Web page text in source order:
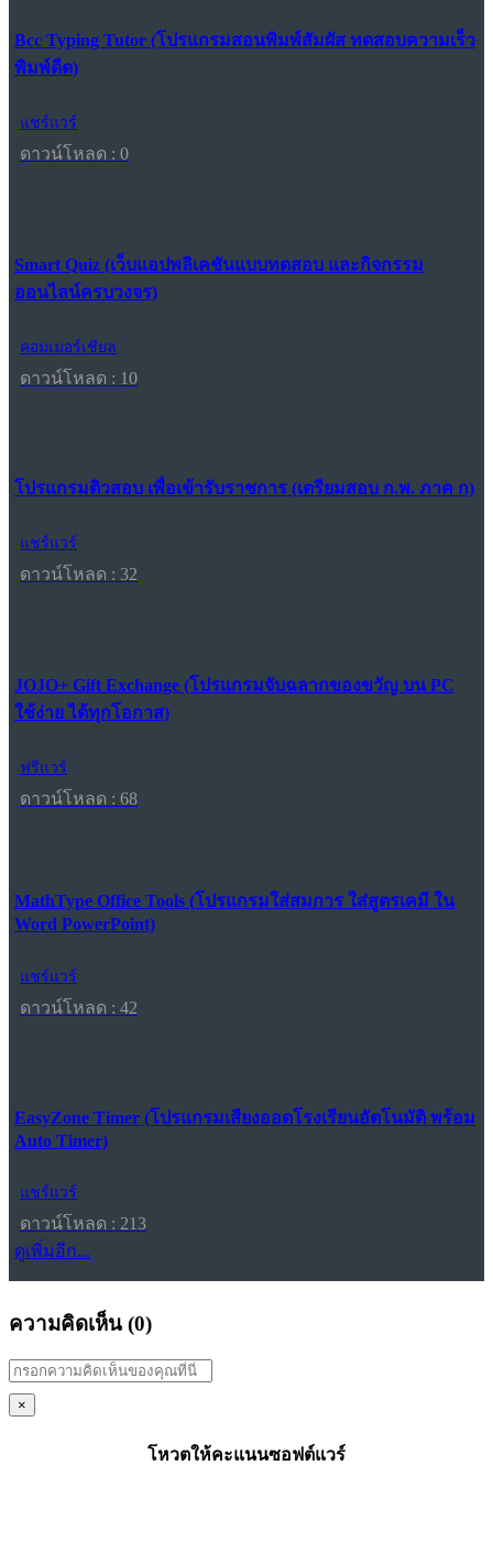
Bcc Typing Tutor (โปรแกรมสอนพิมพ์สัมผัส ทดสอบความเร็ว
พิมพ์ดีด)
แชร์แวร์
ดาวน์โหลด : 0
Smart Quiz (เว็บแอปพลิเคชันแบบทดสอบ และกิจกรรม
ออนไลน์ครบวงจร)
คอมเมอร์เชียล
ดาวน์โหลด : 10
โปรแกรมติวสอบ เพื่อเข้ารับราชการ (เตรียมสอบ ก.พ. ภาค ก)
แชร์แวร์
ดาวน์โหลด : 32
JOJO+ Gift Exchange (โปรแกรมจับฉลากของขวัญ บน PC
ใช้ง่าย ได้ทุกโอกาส)
ฟรีแวร์
ดาวน์โหลด : 68
MathType Office Tools (โปรแกรมใส่สมการ ใส่สูตรเคมี ใน
Word PowerPoint)
แชร์แวร์
ดาวน์โหลด : 42
EasyZone Timer (โปรแกรมเสียงออดโรงเรียนอัตโนมัติ พร้อม
Auto Timer)
แชร์แวร์
ดาวน์โหลด : 213
ดูเพิ่มอีก...
ความคิดเห็น (0)
×
โหวตให้คะแนนซอฟต์แวร์